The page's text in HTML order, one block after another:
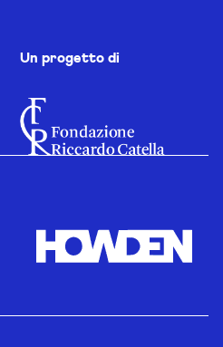
Un progetto di